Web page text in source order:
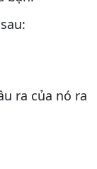
ra của nó ra